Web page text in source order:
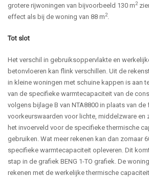
grotere rijwoningen van bijvoorbeeld 130 m2
effect als bij de woning van 88 m2.
Tot slot
Het verschil in gebruiksoppervlakte en
betonvloeren kan flink verschillen. Uit de
in kleine woningen met schuine kappen is aan
van de specifieke warmtecapaciteit van de
volgens bijlage B van NTA8800 in plaats van
voorkeurswaarden voor lichte, middelzware en
het invoerveld voor de specifieke thermische
gebruiken. Wat meer rekenen kan dan zomaar
specifieke warmtecapaciteit opleveren. Dit
stap in de grafiek BENG 1-TO grafiek. De
rekenen met de werkelijke thermische